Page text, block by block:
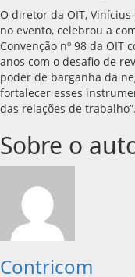
O diretor da OIT,
no evento, celebrou a
Convenção nº 98 da OIT
anos com o desafio de
poder de barganha da
fortalecer esses
das relações de trabalho”.
Sobre o
Contricom